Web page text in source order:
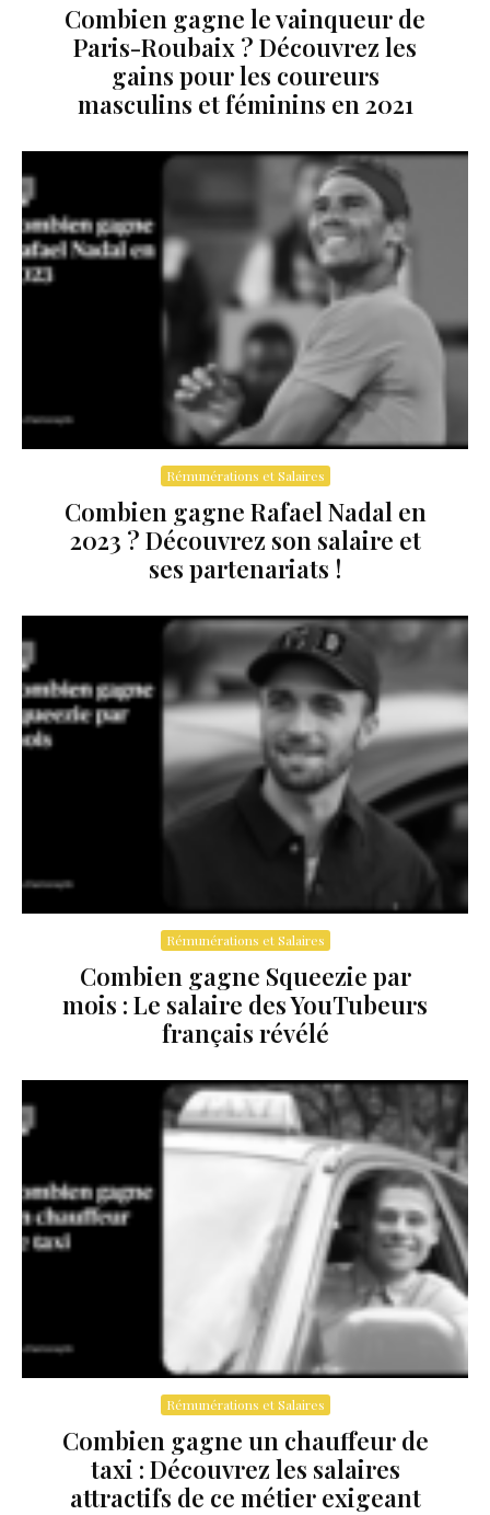
Combien gagne le vainqueur de
Paris-Roubaix ? Découvrez les
gains pour les coureurs
masculins et féminins en 2021
Rémunérations et Salaires
Combien gagne Rafael Nadal en
2023 ? Découvrez son salaire et
ses partenariats !
Rémunérations et Salaires
Combien gagne Squeezie par
mois : Le salaire des YouTubeurs
français révélé
Rémunérations et Salaires
Combien gagne un chauffeur de
taxi : Découvrez les salaires
attractifs de ce métier exigeant